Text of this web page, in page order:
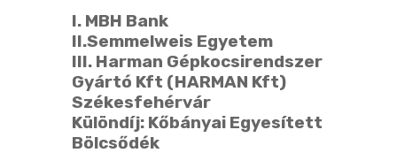
I. MBH Bank
II.Semmelweis Egyetem
III. Harman Gépkocsirendszer
Gyártó Kft (HARMAN Kft)
Székesfehérvár
Különdíj: Kőbányai Egyesített
Bölcsődék